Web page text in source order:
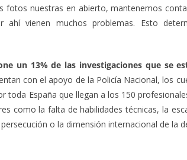
fotos nuestras en abierto, mantenemos
vienen muchos problemas. Esto
un 13% de las investigaciones que se
con el apoyo de la Policía Nacional, los
España que llegan a los 150
como la falta de habilidades técnicas, la
o la dimensión internacional de la